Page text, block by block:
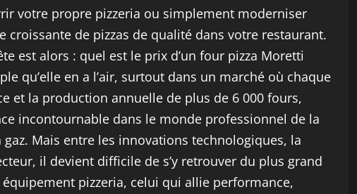
votre propre pizzeria ou simplement moderniser
de pizzas de qualité dans votre restaurant.
est alors : quel est le prix d’un four pizza Moretti
qu’elle en a l’air, surtout dans un marché où chaque
et la production annuelle de plus de 6 000 fours,
incontournable dans le monde professionnel de la
Mais entre les innovations technologiques, la
il devient difficile de s’y retrouver du plus grand
pizzeria, celui qui allie performance,